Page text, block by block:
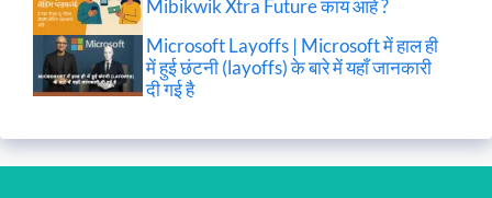
Mibikwik Xtra Future काय आहे ?
Microsoft Layoffs | Microsoft में हाल ही
में हुई छंटनी (layoffs) के बारे में यहाँ जानकारी
दी गई है